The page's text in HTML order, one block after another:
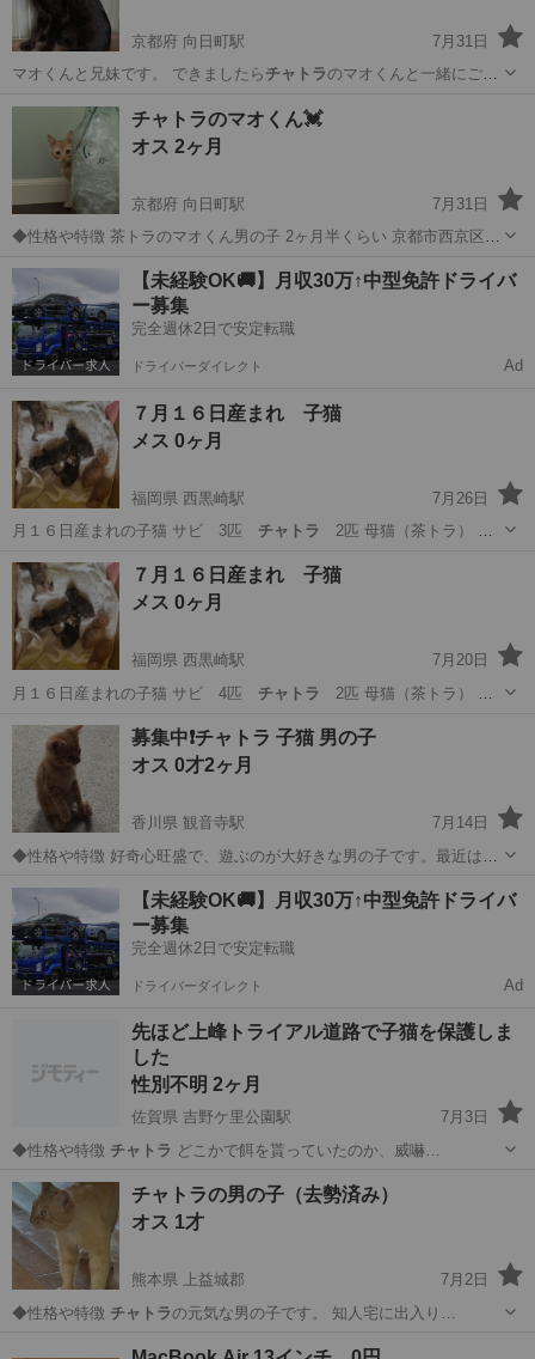
京都府 向日町駅
7月31日
マオくんと兄妹です。 できましたら チャトラのマオくんと一緒にご希
京都 向日市 ワクチン
チャトラのマオくん💓
オス 2ヶ月
京都府 向日町駅
7月31日
◆性格や特徴 茶トラのマオくん男の子 2ヶ月半くらい 京都市西京区の
ちの一頭です。 5月中旬生まれくらいかな？と思います。 みんなと仲
良く遊んで元気いっぱい！可愛...
京都 向日市 向日町駅 猫 チャトラ
【未経験OK🚚】月収30万↑中型免許ドライバ
ー募集
完全週休2日で安定転職
ドライバーダイレクト Ad
７月１６日産まれ 子猫
メス 0ヶ月
福岡県 西黒崎駅
7月26日
月１６日産まれの子猫 サビ 3匹 チャトラ
2匹 母猫（茶トラ） 野
福岡 北九州市 西黒崎駅 チャトラ
７月１６日産まれ 子猫
メス 0ヶ月
福岡県 西黒崎駅
7月20日
月１６日産まれの子猫 サビ 4匹 チャトラ
2匹 母猫（茶トラ） 野
福岡 北九州市 西黒崎駅 猫 チャトラ
募集中❗️チャトラ 子猫 男の子
オス 0才2ヶ月
香川県 観音寺駅
7月14日
◆性格や特徴 好奇心旺盛で、遊ぶのが大好きな男の子です。最近は猫
ても逃げることなく触らせてくれます。6月中旬に母猫が連れてきた子
で推定1.5〜2ヶ月です。 ...
香川 高松市 観音寺駅 猫 チャトラ
【未経験OK🚚】月収30万↑中型免許ドライバ
ー募集
完全週休2日で安定転職
ドライバーダイレクト Ad
先ほど上峰トライアル道路で子猫を保護しま
した
性別不明 2ヶ月
佐賀県 吉野ケ里公園駅
7月3日
◆性格や特徴 チャトラ どこかで餌を貰っていたのか、威嚇…
佐賀 三養基郡 吉野ケ里公園駅 猫
チャトラの男の子（去勢済み）
オス 1才
熊本県 上益城郡
7月2日
◆性格や特徴 チャトラの元気な男の子です。 知人宅に出入り…